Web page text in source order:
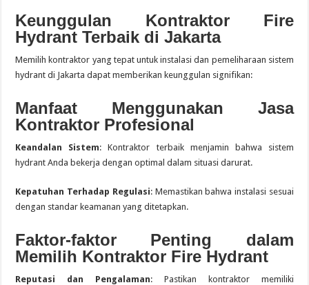
Keunggulan Kontraktor Fire
Hydrant Terbaik di Jakarta
Memilih kontraktor yang tepat untuk instalasi dan pemeliharaan sistem
hydrant di Jakarta dapat memberikan keunggulan signifikan:
Manfaat Menggunakan Jasa
Kontraktor Profesional
Keandalan Sistem: Kontraktor terbaik menjamin bahwa sistem
hydrant Anda bekerja dengan optimal dalam situasi darurat.
Kepatuhan Terhadap Regulasi: Memastikan bahwa instalasi sesuai
dengan standar keamanan yang ditetapkan.
Faktor-faktor Penting dalam
Memilih Kontraktor Fire Hydrant
Reputasi dan Pengalaman: Pastikan kontraktor memiliki